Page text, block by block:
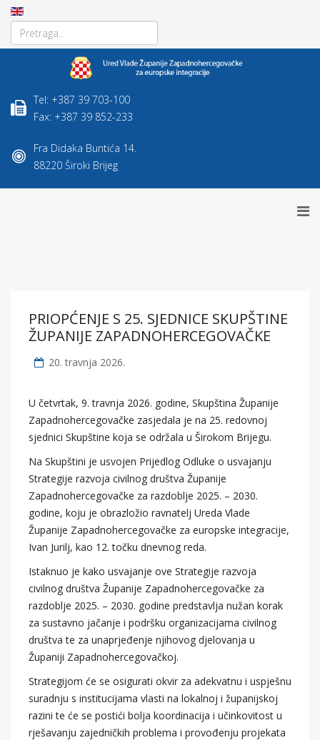
Tel: +387 39 703-100
Fax: +387 39 852-233
Fra Didaka Buntića 14.
88220 Široki Brijeg
PRIOPĆENJE S 25. SJEDNICE SKUPŠTINE
ŽUPANIJE ZAPADNOHERCEGOVAČKE
20. travnja 2026.
U četvrtak, 9. travnja 2026. godine, Skupština Županije
Zapadnohercegovačke zasjedala je na 25. redovnoj
sjednici Skupštine koja se održala u Širokom Brijegu.
Na Skupštini je usvojen Prijedlog Odluke o usvajanju
Strategije razvoja civilnog društva Županije
Zapadnohercegovačke za razdoblje 2025. – 2030.
godine, koju je obrazložio ravnatelj Ureda Vlade
Županije Zapadnohercegovačke za europske integracije,
Ivan Jurilj, kao 12. točku dnevnog reda.
Istaknuo je kako usvajanje ove Strategije razvoja
civilnog društva Županije Zapadnohercegovačke za
razdoblje 2025. – 2030. godine predstavlja nužan korak
za sustavno jačanje i podršku organizacijama civilnog
društva te za unaprjeđenje njihovog djelovanja u
Županiji Zapadnohercegovačkoj.
Strategijom će se osigurati okvir za adekvatnu i uspješnu
suradnju s institucijama vlasti na lokalnoj i županijskoj
razini te će se postići bolja koordinacija i učinkovitost u
rješavanju zajedničkih problema i provođenju projekata